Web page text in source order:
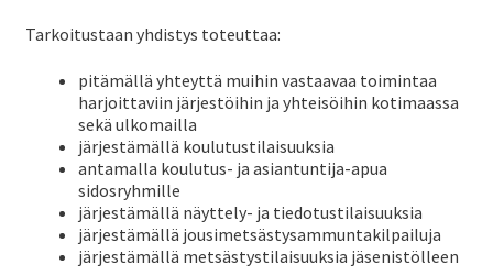
Jäsenyhdistykset
Jäkkärä
Metsästystoiminta
Tarkoitustaan yhdistys toteuttaa:
pitämällä yhteyttä muihin vastaavaa toimintaa
harjoittaviin järjestöihin ja yhteisöihin kotimaassa
sekä ulkomailla
järjestämällä koulutustilaisuuksia
antamalla koulutus- ja asiantuntija-apua
sidosryhmille
järjestämällä näyttely- ja tiedotustilaisuuksia
järjestämällä jousimetsästysammuntakilpailuja
järjestämällä metsästystilaisuuksia jäsenistölleen